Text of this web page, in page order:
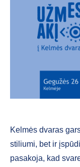
Kelmės dvaras
stiliumi, bet ir
pasakoja, kad